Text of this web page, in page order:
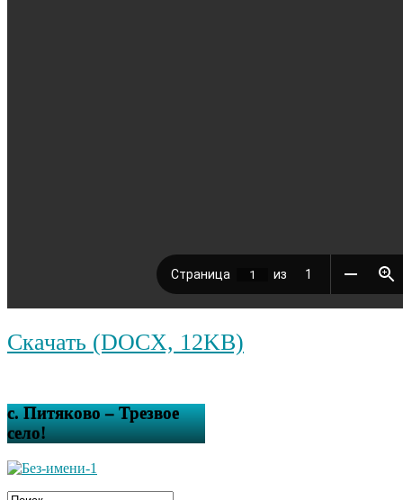
Скачать (DOCX, 12KB)
с. Питяково – Трезвое
село!